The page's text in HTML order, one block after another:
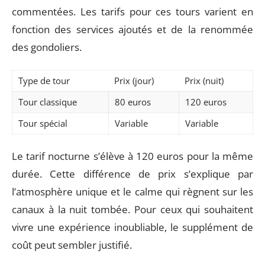
commentées. Les tarifs pour ces tours varient en
fonction des services ajoutés et de la renommée
des gondoliers.
Type de tour Prix (jour)
Prix (nuit)
Tour classique
80 euros
120 euros
Tour spécial
Variable Variable
Le tarif nocturne s’élève à 120 euros pour la même
durée. Cette différence de prix s’explique par
l’atmosphère unique et le calme qui règnent sur les
canaux à la nuit tombée. Pour ceux qui souhaitent
vivre une expérience inoubliable, le supplément de
coût peut sembler justifié.